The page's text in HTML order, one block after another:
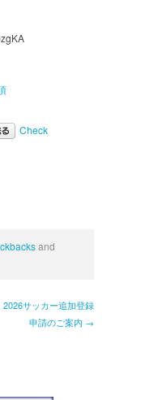
Check
and
2026サッカー追加登録
申請のご案内 →